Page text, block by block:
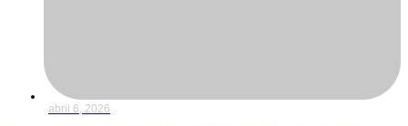
abril 6, 2026